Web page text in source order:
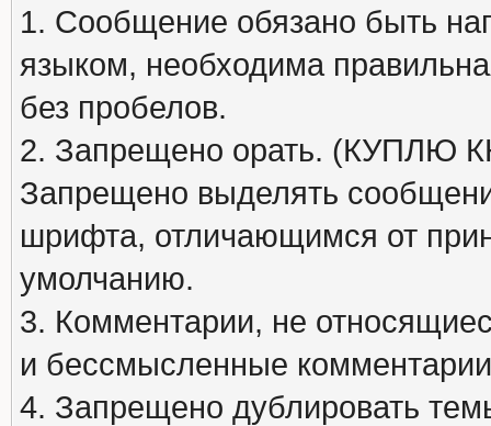
1. Сообщение обязано быть
языком, необходима
без пробелов.
2. Запрещено орать. (КУПЛЮ
Запрещено выделять
шрифта, отличающимся от
умолчанию.
3. Комментарии, не
и бессмысленные
4. Запрещено дублировать